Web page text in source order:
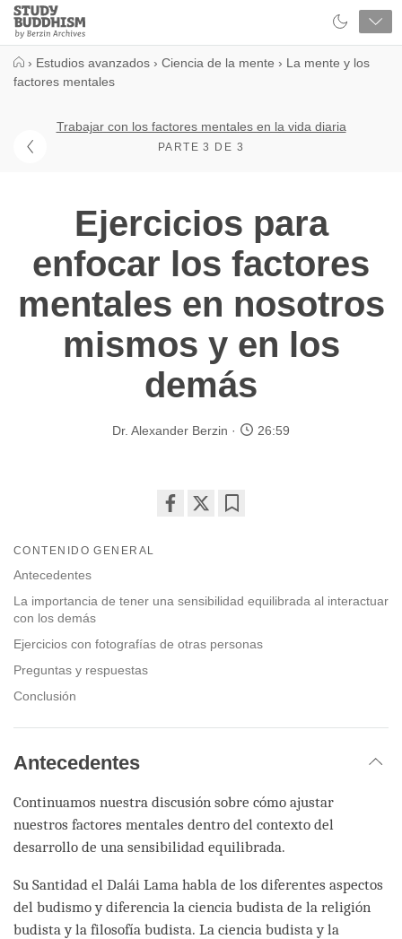
Close
Study
Buddhism
› Estudios avanzados › Ciencia de la mente › La mente y los
factores mentales
Trabajar con los factores mentales en la vida diaria
PARTE 3 DE 3
Ejercicios para
enfocar los factores
mentales en nosotros
mismos y en los
demás
Dr. Alexander Berzin 26:59
CONTENIDO GENERAL
Antecedentes
La importancia de tener una sensibilidad equilibrada al interactuar
con los demás
Ejercicios con fotografías de otras personas
Preguntas y respuestas
Conclusión
Antecedentes
Continuamos nuestra discusión sobre cómo ajustar
nuestros factores mentales dentro del contexto del
desarrollo de una sensibilidad equilibrada.
Su Santidad el Dalái Lama habla de los diferentes aspectos
del budismo y diferencia la ciencia budista de la religión
budista y la filosofía budista. La ciencia budista y la